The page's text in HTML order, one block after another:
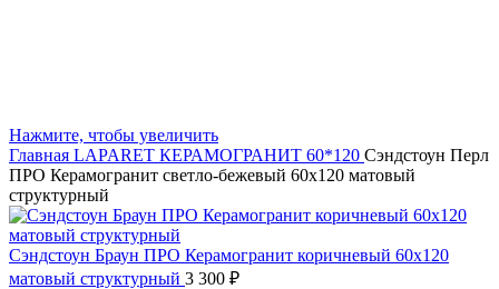
Нажмите, чтобы увеличить
Главная LAPARET КЕРАМОГРАНИТ 60*120 Сэндстоун Перл
ПРО Керамогранит светло-бежевый 60х120 матовый
структурный
Сэндстоун Браун ПРО Керамогранит коричневый 60х120
матовый структурный 3 300 ₽